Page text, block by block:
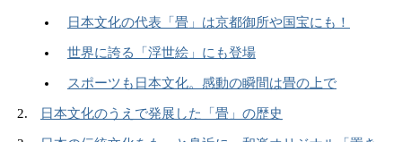
日本文化の代表「畳」は京都御所や国宝にも！
世界に誇る「浮世絵」にも登場
スポーツも日本文化。感動の瞬間は畳の上で
日本文化のうえで発展した「畳」の歴史